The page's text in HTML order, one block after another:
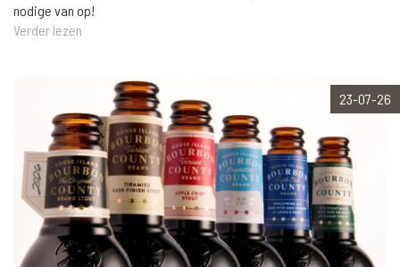
nodige van op!
Verder lezen
23-07-26